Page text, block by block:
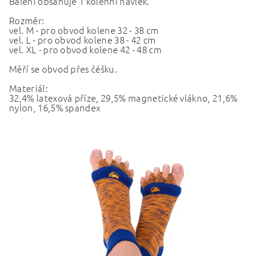
Rozměr:
vel. M - pro obvod kolene 32 - 38 cm
vel. L - pro obvod kolene 38 - 42 cm
vel. XL - pro obvod kolene 42 - 48 cm
Měří se obvod přes čéšku.
Materiál:
32,4% latexová příze, 29,5% magnetické vlákno, 21,6%
nylon, 16,5% spandex